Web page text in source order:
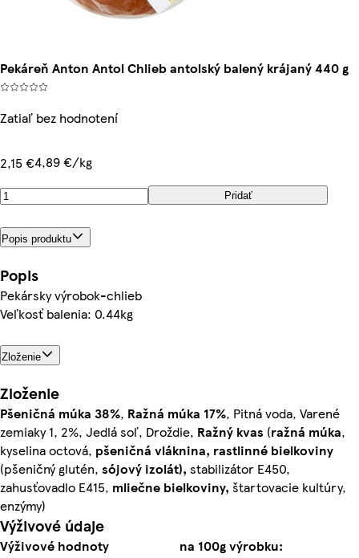
Pekáreň Anton Antol Chlieb antolský balený krájaný 440 g
Zatiaľ bez hodnotení
2,15 €4,89 €/kg
Pridať
Popis produktu
Popis
Pekársky výrobok-chlieb
Veľkosť balenia: 0.44kg
Zloženie
Zloženie
Pšeničná múka 38%, Ražná múka 17%, Pitná voda, Varené
zemiaky 1, 2%, Jedlá soľ, Droždie, Ražný kvas (ražná múka,
kyselina octová, pšeničná vláknina, rastlinné bielkoviny
(pšeničný glutén, sójový izolát), stabilizátor E450,
zahusťovadlo E415, mliečne bielkoviny, štartovacie kultúry,
enzýmy)
Výživové údaje
Výživové hodnoty
na 100g výrobku: